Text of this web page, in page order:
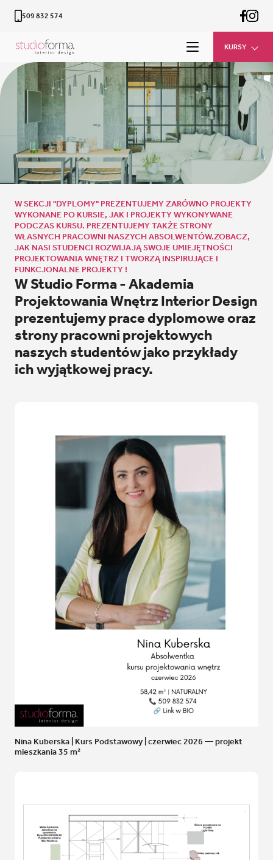
509 832 574
KURSY
W SEKCJI "DYPLOMY" PREZENTUJEMY ZARÓWNO PROJEKTY
WYKONANE PO KURSIE, JAK I PROJEKTY WYKONYWANE
PODCZAS KURSU. PREZENTUJEMY TAKŻE STRONY
WŁASNYCH PRACOWNI NASZYCH ABSOLWENTÓW.ZOBACZ,
JAK NASI STUDENCI ROZWIJAJĄ SWOJE UMIEJĘTNOŚCI
PROJEKTOWANIA WNĘTRZ I TWORZĄ INSPIRUJĄCE I
FUNKCJONALNE PROJEKTY !
W Studio Forma - Akademia
Projektowania Wnętrz Interior Design
prezentujemy prace dyplomowe oraz
strony pracowni projektowych
naszych studentów jako przykłady
ich wyjątkowej pracy.
Nina Kuberska | Kurs Podstawowy | czerwiec 2026 — projekt
mieszkania 35 m²